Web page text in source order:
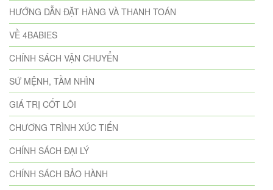
HƯỚNG DẪN ĐẶT HÀNG VÀ THANH TOÁN
VỀ 4BABIES
CHÍNH SÁCH VẬN CHUYỂN
SỨ MỆNH, TẦM NHÌN
GIÁ TRỊ CỐT LÕI
CHƯƠNG TRÌNH XÚC TIẾN
CHÍNH SÁCH ĐẠI LÝ
CHÍNH SÁCH BẢO HÀNH